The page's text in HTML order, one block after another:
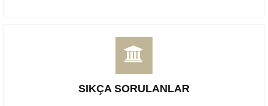
SIKÇA SORULANLAR